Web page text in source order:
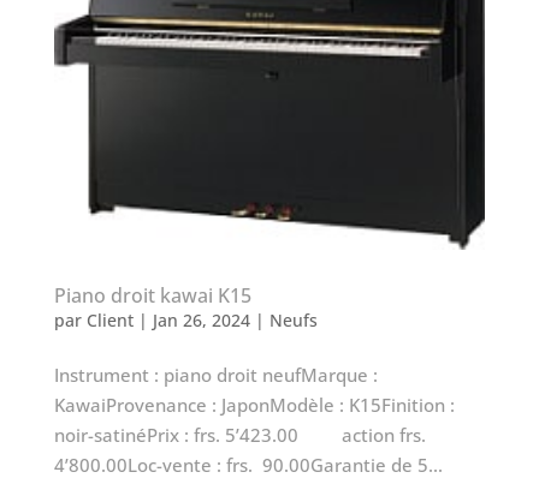
Piano droit kawai K15
par Client| Jan 26, 2024| Neufs
Instrument : piano droit neufMarque :
KawaiProvenance : JaponModèle : K15Finition :
noir-satinéPrix : frs. 5’423.00 action frs.
4’800.00Loc-vente : frs. 90.00Garantie de 5...